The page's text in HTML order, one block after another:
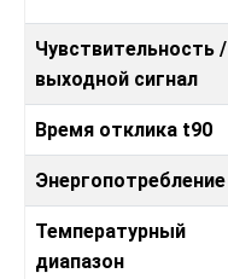
Чувствительность /
выходной сигнал
Время отклика t90
Энергопотребление
Температурный
диапазон